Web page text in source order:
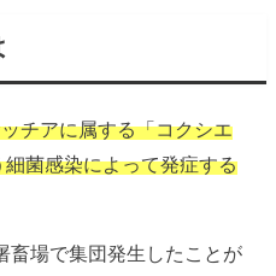
チアに属する「コクシエ
菌感染によって発症する
畜場で集団発生したことが